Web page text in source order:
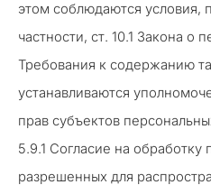
этом соблюдаются условия,
частности, ст. 10.1 Закона о
Требования к содержанию
устанавливаются
прав субъектов
5.9.1 Согласие на
разрешенных для